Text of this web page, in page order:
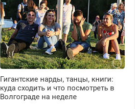
Гигантские нарды, танцы, книги:
куда сходить и что посмотреть в
Волгограде на неделе